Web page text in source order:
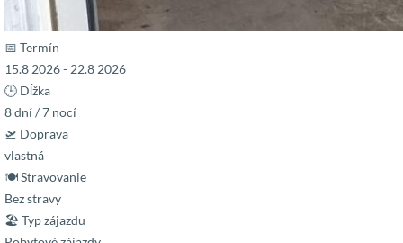
📅 Termín
15.8 2026 - 22.8 2026
🕒 Dĺžka
8 dní / 7 nocí
🛫 Doprava
vlastná
🍽 Stravovanie
Bez stravy
🏖 Typ zájazdu